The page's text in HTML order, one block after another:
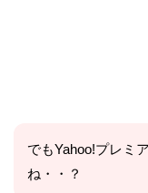
でもYahoo!プレミ
ね・・？